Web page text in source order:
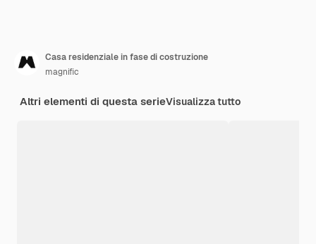
Casa residenziale in fase di costruzione
magnific
Altri elementi di questa serieVisualizza tutto